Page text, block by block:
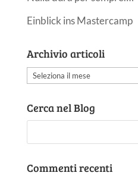
Einblick ins Mastercamp
Archivio articoli
Archivio
Cerca nel Blog
Commenti recenti